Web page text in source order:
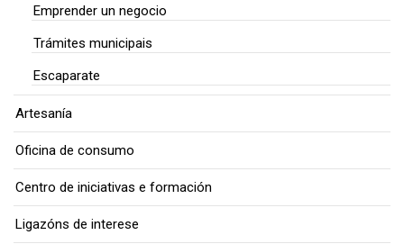
Emprender un negocio
Trámites municipais
Escaparate
Artesanía
Oficina de consumo
Centro de iniciativas e formación
Ligazóns de interese